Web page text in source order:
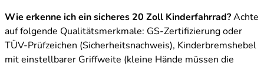
Wie erkenne ich ein sicheres 20 Zoll Kinderfahrrad? Achte
auf folgende Qualitätsmerkmale: GS-Zertifizierung oder
TÜV-Prüfzeichen (Sicherheitsnachweis), Kinderbremshebel
mit einstellbarer Griffweite (kleine Hände müssen die